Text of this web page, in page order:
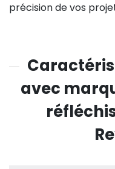
précision de vos
avec